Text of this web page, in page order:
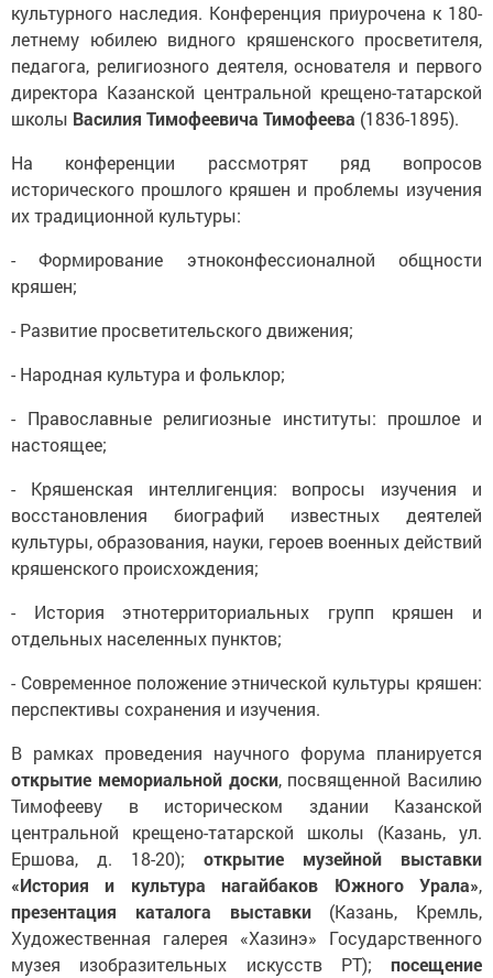
культурного наследия. Конференция приурочена к 180-
летнему юбилею видного кряшенского просветителя,
педагога, религиозного деятеля, основателя и первого
директора Казанской центральной крещено-татарской
школы Василия Тимофеевича Тимофеева (1836-1895).
На конференции рассмотрят ряд вопросов
исторического прошлого кряшен и проблемы изучения
их традиционной культуры:
- Формирование этноконфессионалной общности
кряшен;
- Развитие просветительского движения;
- Народная культура и фольклор;
- Православные религиозные институты: прошлое и
настоящее;
- Кряшенская интеллигенция: вопросы изучения и
восстановления биографий известных деятелей
культуры, образования, науки, героев военных действий
кряшенского происхождения;
- История этнотерриториальных групп кряшен и
отдельных населенных пунктов;
- Современное положение этнической культуры кряшен:
перспективы сохранения и изучения.
В рамках проведения научного форума планируется
открытие мемориальной доски, посвященной Василию
Тимофееву в историческом здании Казанской
центральной крещено-татарской школы (Казань, ул.
Ершова, д. 18-20); открытие музейной выставки
«История и культура нагайбаков Южного Урала»,
презентация каталога выставки(Казань, Кремль,
Художественная галерея «Хазинэ» Государственного
музея изобразительных искусств РТ); посещение